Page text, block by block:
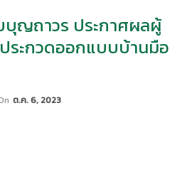
บุญถาวร ประกาศผลผู้
ประกวดออกแบบบ้านมือ
ต.ค. 6, 2023